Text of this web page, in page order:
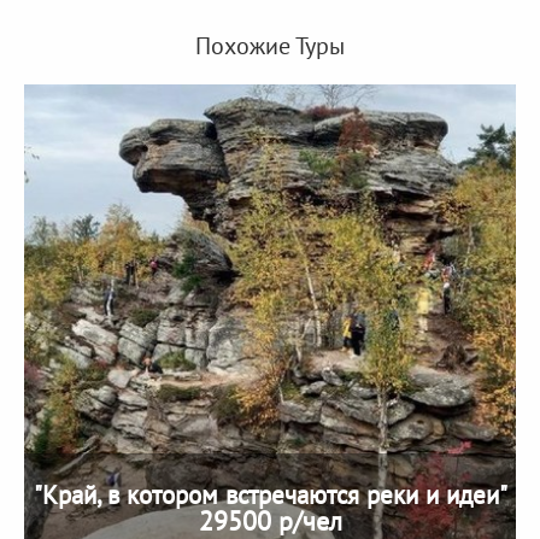
Похожие Туры
"Край, в котором встречаются реки и идеи"
29500 р/чел